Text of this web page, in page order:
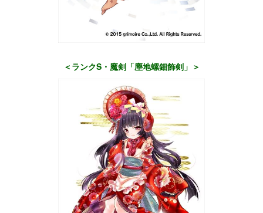
＜ランクS・魔剣「塵地螺鈿飾剣」＞